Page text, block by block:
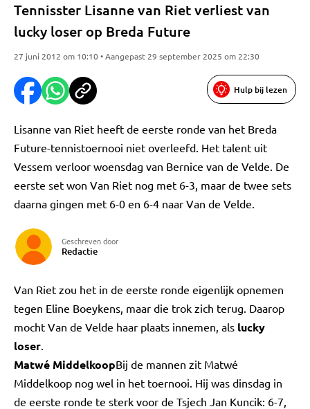
Tennisster Lisanne van Riet verliest van
lucky loser op Breda Future
27 juni 2012 om 10:10 • Aangepast 29 september 2025 om 22:30
Hulp bij lezen
Lisanne van Riet heeft de eerste ronde van het Breda
Future-tennistoernooi niet overleefd. Het talent uit
Vessem verloor woensdag van Bernice van de Velde. De
eerste set won Van Riet nog met 6-3, maar de twee sets
daarna gingen met 6-0 en 6-4 naar Van de Velde.
Geschreven door
Redactie
Van Riet zou het in de eerste ronde eigenlijk opnemen
tegen Eline Boeykens, maar die trok zich terug. Daarop
mocht Van de Velde haar plaats innemen, als lucky
loser.
Matwé MiddelkoopBij de mannen zit Matwé
Middelkoop nog wel in het toernooi. Hij was dinsdag in
de eerste ronde te sterk voor de Tsjech Jan Kuncik: 6-7,